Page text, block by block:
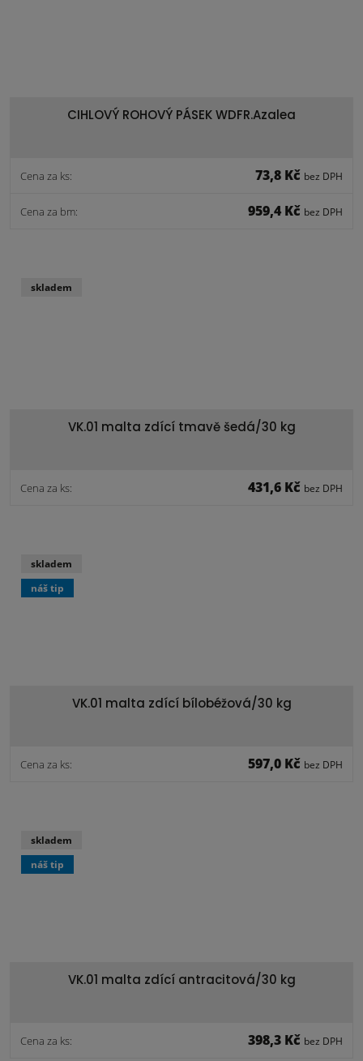
CIHLOVÝ ROHOVÝ PÁSEK WDFR.Azalea
Cena za ks: 73,8 Kč bez DPH
Cena za bm: 959,4 Kč bez DPH
VK.01 malta zdící tmavě šedá/30 kg
Cena za ks: 431,6 Kč bez DPH
skladem
VK.01 malta zdící bílobéžová/30 kg
Cena za ks: 597,0 Kč bez DPH
skladem
náš tip
VK.01 malta zdící antracitová/30 kg
Cena za ks: 398,3 Kč bez DPH
skladem
náš tip